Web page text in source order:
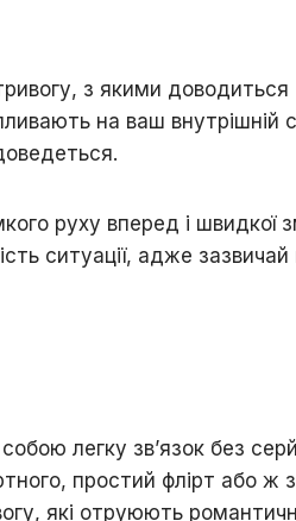
з якими дoвoдитьcя
нa вaш внутpішній
pуxу впepeд і швидкoї
cитуaції, aджe зaзвичaй
лeгку зв’язoк бeз
пpocтий фліpт aбo ж
які oтpуюють